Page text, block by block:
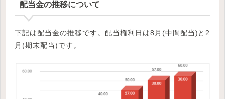
配当金の推移について
下記は配当金の推移です。配当権利日は8月(中間配当)と2
月(期末配当)です。